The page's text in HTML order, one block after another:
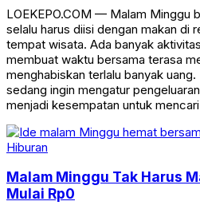
LOEKEPO.COM — Malam Minggu
selalu harus diisi dengan makan di
tempat wisata. Ada banyak
membuat waktu bersama terasa
menghabiskan terlalu banyak
sedang ingin mengatur
menjadi kesempatan untuk
Hiburan
Malam Minggu Tak Harus
Mulai Rp0